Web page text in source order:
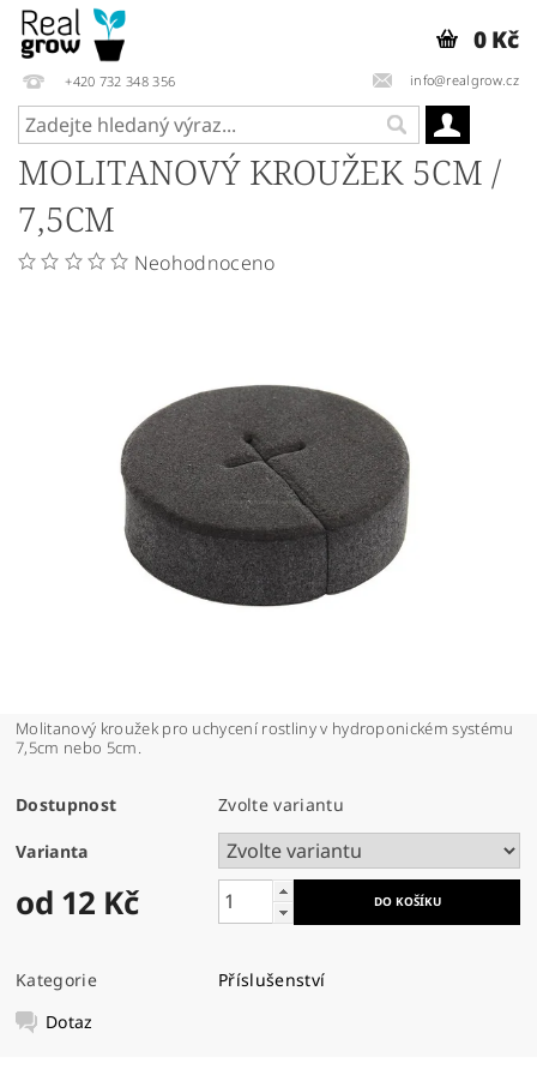
+420 732 348 356 info@realgrow.cz
0 Kč
MOLITANOVÝ KROUŽEK 5CM /
7,5CM
Neohodnoceno
Molitanový kroužek pro uchycení rostliny v hydroponickém systému
7,5cm nebo 5cm.
Dostupnost Zvolte variantu
Varianta
od 12 Kč
Kategorie
Příslušenství
Dotaz